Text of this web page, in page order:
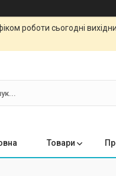
роботи сьогодні
Товари